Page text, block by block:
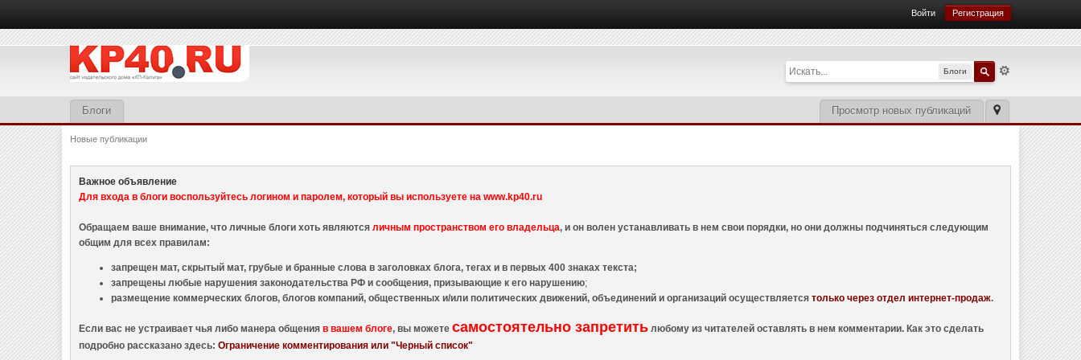
Войти Регистрация
Блоги
Просмотр новых публикаций
Блоги
Новые публикации
Важное объявление
Для входа в блоги воспользуйтесь логином и паролем, который вы используете на www.kp40.ru
Обращаем ваше внимание, что личные блоги хоть являютсяличным пространством его владельца, и он волен устанавливать в нем свои порядки, но они должны подчиняться следующим
общим для всех правилам:
запрещен мат, скрытый мат, грубые и бранные слова в заголовках блога, тегах и в первых 400 знаках текста;
запрещены любые нарушения законодательства РФ и сообщения, призывающие к его нарушению;
размещение коммерческих блогов, блогов компаний, общественных и/или политических движений, объединений и организаций осуществляетсятолько через отдел интернет-продаж.
Если вас не устраивает чья либо манера общенияв вашем блоге, вы можетесамостоятельно запретить любому из читателей оставлять в нем комментарии. Как это сделать
подробно рассказано здесь:Ограничение комментирования или "Черный список"